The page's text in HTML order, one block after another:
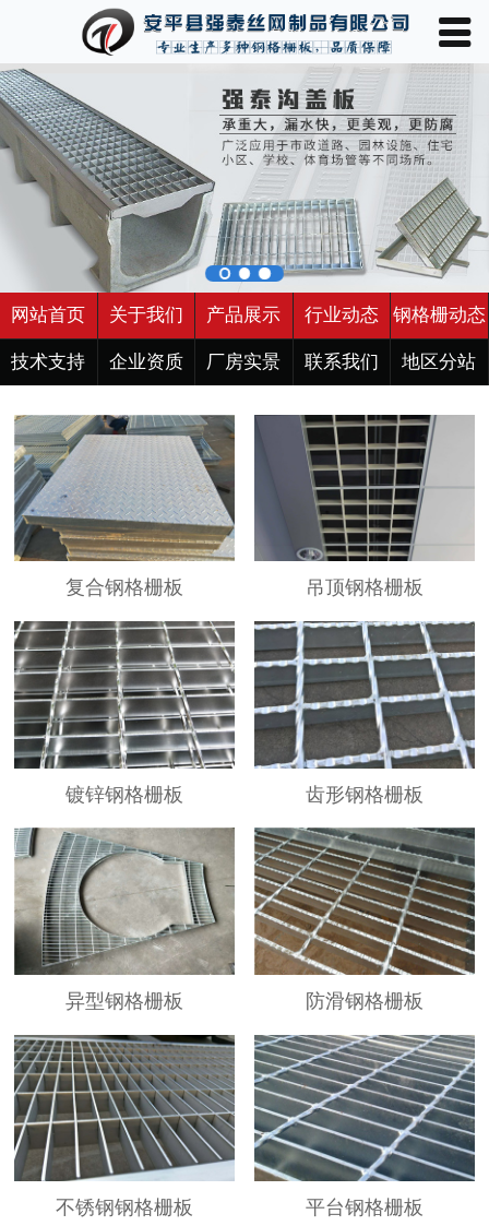
 网站首页
关于我们
产品展示
钢格栅动态
技术支持
企业资质
厂房实景
联系我们
地区分站
󰀥
网站首页 关于我们 产品展示 行业动态 钢格栅动态
技术支持 企业资质 厂房实景 联系我们 地区分站
复合钢格栅板 吊顶钢格栅板
镀锌钢格栅板 齿形钢格栅板
异型钢格栅板 防滑钢格栅板
不锈钢钢格栅板 平台钢格栅板